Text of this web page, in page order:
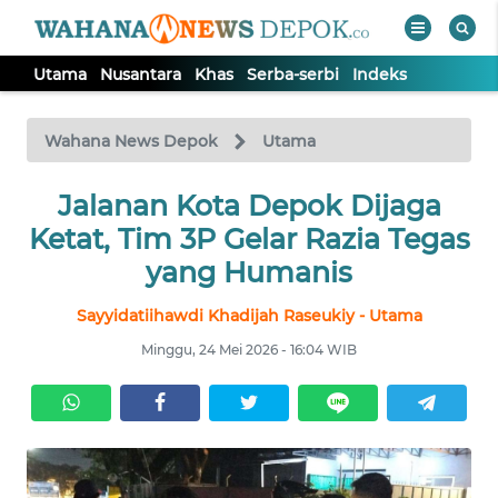
Utama Nusantara Khas Serba-serbi Indeks
Wahana News Depok Utama
Jalanan Kota Depok Dijaga
Ketat, Tim 3P Gelar Razia Tegas
yang Humanis
Sayyidatiihawdi Khadijah Raseukiy - Utama
Minggu, 24 Mei 2026 - 16:04 WIB
TV
Tutup
UTAMA
SERBA-
SERBI
Informasi